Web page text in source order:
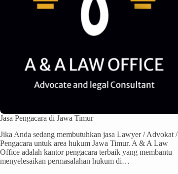
Jasa Pengacara di Jawa Timur
Jika Anda sedang membutuhkan jasa Lawyer / Advokat /
Pengacara untuk area hukum Jawa Timur. A & A Law
Office adalah kantor pengacara terbaik yang membantu
menyelesaikan permasalahan hukum di…